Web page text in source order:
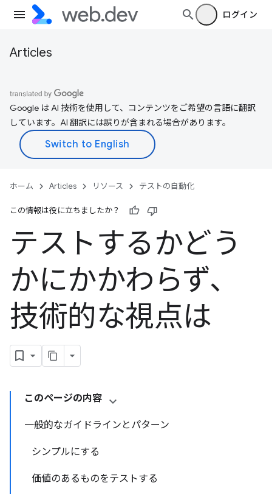
ログイン
Articles
Google は AI 技術を使用して、コンテンツをご希望の言語に翻訳
しています。AI 翻訳には誤りが含まれる場合があります。
ホーム Articles リソース テストの自動化
この情報は役に立ちましたか？
テストするかどう
かにかかわらず、
技術的な視点は
このページの内容
一般的なガイドラインとパターン
シンプルにする
価値のあるものをテストする